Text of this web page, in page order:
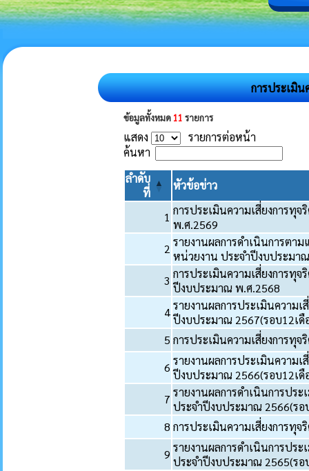
การประเมิ
ข้อมูลทั้งหมด 11 รายการ
แสดง
รายการต่อหน้า
ค้นหา
ลำดับ
ที่
หัวข้อข่าว
1 การประเมินความเสี่ยงการทุ
พ.ศ.2569
2 รายงานผลการดำเนินการตา
หน่วยงาน ประจำปีงบประมา
3 การประเมินความเสี่ยงการทุ
ปีงบประมาณ พ.ศ.2568
4รายงานผลการประเมินความ
ปีงบประมาณ 2567(รอบ12เดื
5 การประเมินความเสี่ยงการทุ
6 รายงานผลการประเมินความ
ปีงบประมาณ 2566(รอบ12เดื
7 รายงานผลการดำเนินการปร
ประจำปีงบประมาณ 2566(รอ
8 การประเมินความเสี่ยงการทุ
9 รายงานผลการดำเนินการปร
ประจำปีงบประมาณ 2565(รอ